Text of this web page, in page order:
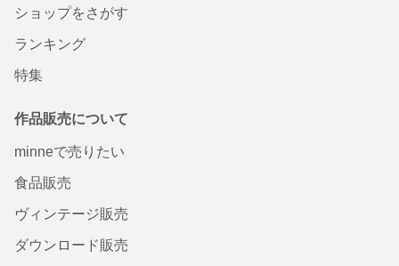
ショップをさがす
ランキング
特集
作品販売について
minneで売りたい
食品販売
ヴィンテージ販売
ダウンロード販売